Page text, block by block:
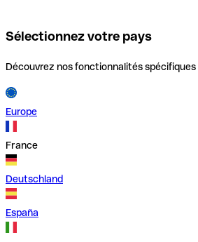
Sélectionnez votre pays
Découvrez nos fonctionnalités
Europe
France
Deutschland
España